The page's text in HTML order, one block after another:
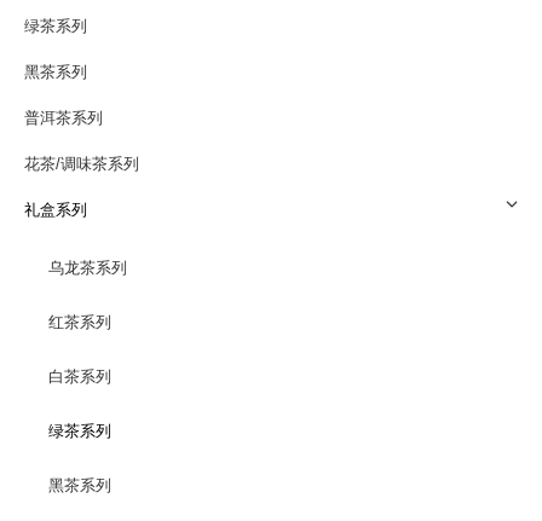
绿茶系列
黑茶系列
普洱茶系列
花茶/调味茶系列
礼盒系列
乌龙茶系列
红茶系列
白茶系列
绿茶系列
黑茶系列